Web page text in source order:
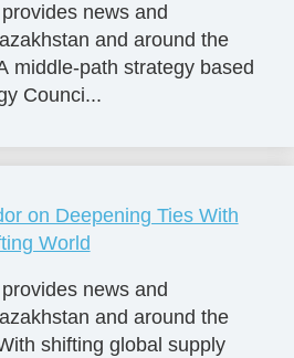
news and
and around the
middle-path strategy based
Counci...
on Deepening Ties With
World
news and
and around the
shifting global supply